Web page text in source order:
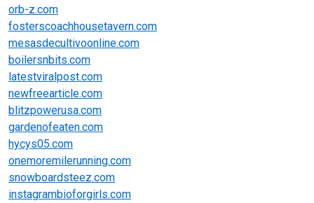
orb-z.com
fosterscoachhousetavern.com
mesasdecultivoonline.com
boilersnbits.com
latestviralpost.com
newfreearticle.com
blitzpowerusa.com
gardenofeaten.com
hycys05.com
onemoremilerunning.com
snowboardsteez.com
instagrambioforgirls.com